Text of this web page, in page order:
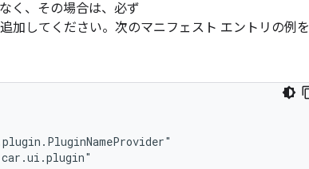
く、その場合は、必ず
加してください。次のマニフェスト エントリの例を